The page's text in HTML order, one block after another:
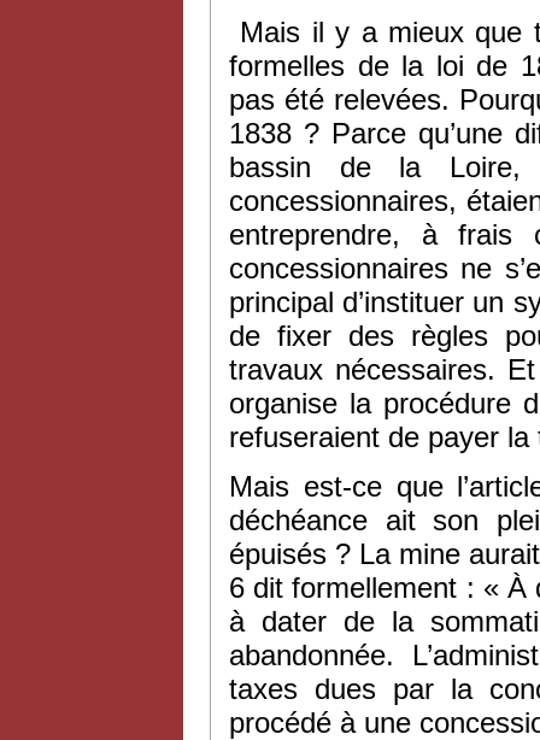
Mais il y a mieux que
formelles de la loi de
pas été relevées.
1838 ? Parce qu’une
bassin de la Loire,
concessionnaires,
entreprendre, à frais
concessionnaires ne
principal d’instituer un
de fixer des règles
travaux nécessaires.
organise la procédure
refuseraient de payer la
Mais est-ce que
déchéance ait son
épuisés ? La mine
6 dit formellement : « À
à dater de la
abandonnée.
taxes dues par la
procédé à une